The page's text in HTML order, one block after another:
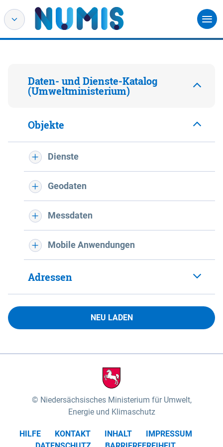
Daten- und Dienste-Katalog
(Umweltministerium)
Objekte
Dienste
Geodaten
Messdaten
Mobile Anwendungen
Adressen
NEU LADEN
Niedersächsisches Ministerium für Umwelt,
Energie und Klimaschutz
HILFE KONTAKT INHALT
IMPRESSUM